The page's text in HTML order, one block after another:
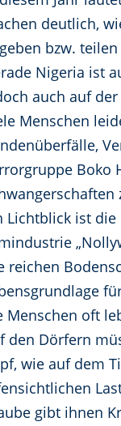
deutlich,
bzw.
Nigeria ist
auch auf
Menschen
Boko
Lichtblick ist
reichen
Menschen oft
den Dörfern
wie auf dem
gibt ihnen